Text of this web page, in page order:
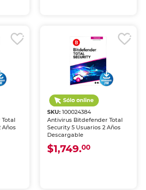
Años
SKU: 100024384
Antivirus Bitdefender Total
Security 5 Usuarios 2 Años
Descargable
$1,749.00